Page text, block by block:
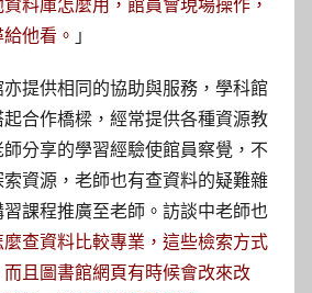
料庫怎麼用，館員會現場操作，
他看。 」
提供相同的協助與服務，學科館
合作橋樑，經常提供各種資源教
分享的學習經驗使館員察覺，不
資源，老師也有查資料的疑難雜
課程推廣至老師。訪談中老師也
查資料比較專業，這些檢索方式
且圖書館網頁有時候會改來改